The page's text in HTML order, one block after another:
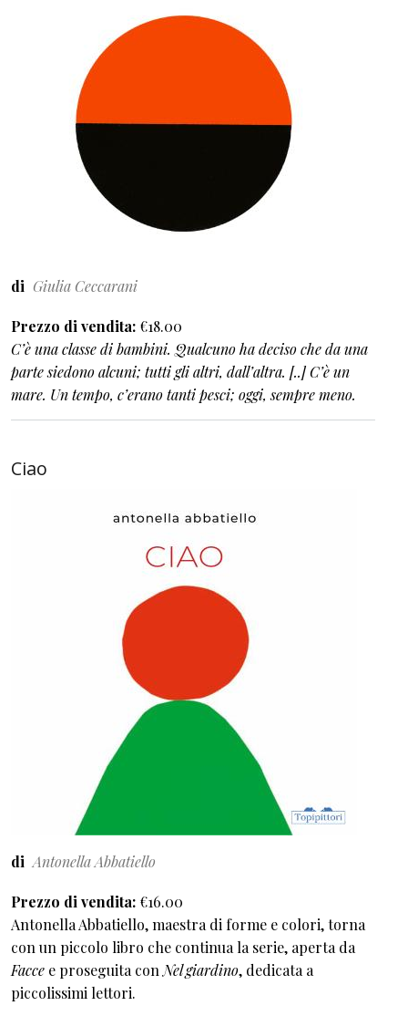
di Giulia Ceccarani
Prezzo di vendita €18.00
C’è una classe di bambini. Qualcuno ha deciso che da una
parte siedono alcuni; tutti gli altri, dall’altra. [..] C’è un
mare. Un tempo, c’erano tanti pesci; oggi, sempre meno.
Ciao
di Antonella Abbatiello
Prezzo di vendita €16.00
Antonella Abbatiello, maestra di forme e colori, torna
con un piccolo libro che continua la serie, aperta da
Facce e proseguita conNel giardino, dedicata a
piccolissimi lettori.